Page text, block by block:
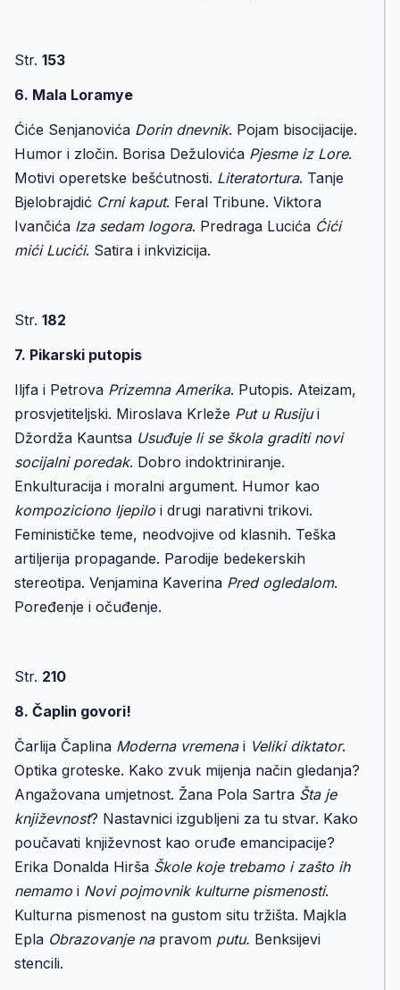
Str. 153
6. Mala Loramye
Ćiće Senjanovića Dorin dnevnik. Pojam bisocijacije.
Humor i zločin. Borisa Dežulovića Pjesme iz Lore.
Motivi operetske bešćutnosti. Literatortura. Tanje
Bjelobrajdić Crni kaput. Feral Tribune. Viktora
Ivančića Iza sedam logora. Predraga Lucića Ćići
mići Lucići. Satira i inkvizicija.
Str. 182
7. Pikarski putopis
Iljfa i Petrova Prizemna Amerika. Putopis. Ateizam,
prosvjetiteljski. Miroslava Krleže Put u Rusijui
Džordža Kauntsa Usuđuje li se škola graditi novi
socijalni poredak. Dobro indoktriniranje.
Enkulturacija i moralni argument. Humor kao
kompoziciono ljepilo i drugi narativni trikovi.
Feminističke teme, neodvojive od klasnih. Teška
artiljerija propagande. Parodije bedekerskih
stereotipa. Venjamina Kaverina Pred ogledalom.
Poređenje i očuđenje.
Str. 210
8. Čaplin govori!
Čarlija Čaplina Moderna vremenai Veliki diktator.
Optika groteske. Kako zvuk mijenja način gledanja?
Angažovana umjetnost. Žana Pola Sartra Šta je
književnost? Nastavnici izgubljeni za tu stvar. Kako
poučavati književnost kao oruđe emancipacije?
Erika Donalda Hirša Škole koje trebamo i zašto ih
nemamo i Novi pojmovnik kulturne pismenosti.
Kulturna pismenost na gustom situ tržišta. Majkla
Epla Obrazovanje na pravom putu. Benksijevi
stencili.